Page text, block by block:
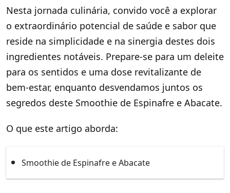
Nesta jornada culinária, convido você a explorar
o extraordinário potencial de saúde e sabor que
reside na simplicidade e na sinergia destes dois
ingredientes notáveis. Prepare-se para um deleite
para os sentidos e uma dose revitalizante de
bem-estar, enquanto desvendamos juntos os
segredos deste Smoothie de Espinafre e Abacate.
O que este artigo aborda:
Smoothie de Espinafre e Abacate